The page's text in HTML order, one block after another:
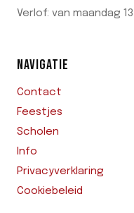
Verlof: van maandag
NAVIGATIE
Contact
Feestjes
Scholen
Info
Privacyverklaring
Cookiebeleid